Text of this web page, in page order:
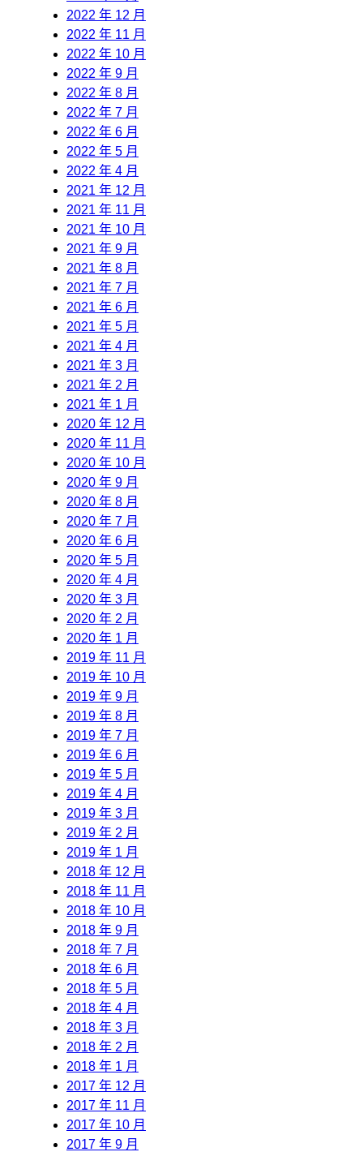
2022 年 12 月
2022 年 11 月
2022 年 10 月
2022 年 9 月
2022 年 8 月
2022 年 7 月
2022 年 6 月
2022 年 5 月
2022 年 4 月
2021 年 12 月
2021 年 11 月
2021 年 10 月
2021 年 9 月
2021 年 8 月
2021 年 7 月
2021 年 6 月
2021 年 5 月
2021 年 4 月
2021 年 3 月
2021 年 2 月
2021 年 1 月
2020 年 12 月
2020 年 11 月
2020 年 10 月
2020 年 9 月
2020 年 8 月
2020 年 7 月
2020 年 6 月
2020 年 5 月
2020 年 4 月
2020 年 3 月
2020 年 2 月
2020 年 1 月
2019 年 11 月
2019 年 10 月
2019 年 9 月
2019 年 8 月
2019 年 7 月
2019 年 6 月
2019 年 5 月
2019 年 4 月
2019 年 3 月
2019 年 2 月
2019 年 1 月
2018 年 12 月
2018 年 11 月
2018 年 10 月
2018 年 9 月
2018 年 7 月
2018 年 6 月
2018 年 5 月
2018 年 4 月
2018 年 3 月
2018 年 2 月
2018 年 1 月
2017 年 12 月
2017 年 11 月
2017 年 10 月
2017 年 9 月